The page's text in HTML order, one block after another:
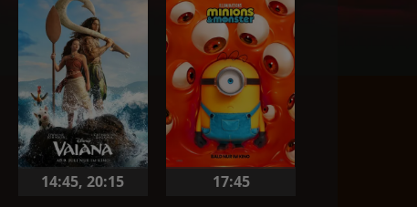
14:45, 20:15 17:45